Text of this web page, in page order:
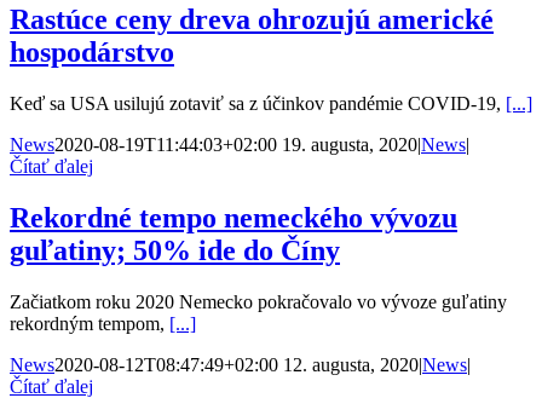
Rastúce ceny dreva ohrozujú americké
hospodárstvo
Keď sa USA usilujú zotaviť sa z účinkov pandémie COVID-19, [...]
News2020-08-19T11:44:03+02:00 19. augusta, 2020|News|
Čítať ďalej
Rekordné tempo nemeckého vývozu
guľatiny; 50% ide do Číny
Začiatkom roku 2020 Nemecko pokračovalo vo vývoze guľatiny
rekordným tempom, [...]
News2020-08-12T08:47:49+02:00 12. augusta, 2020|News|
Čítať ďalej